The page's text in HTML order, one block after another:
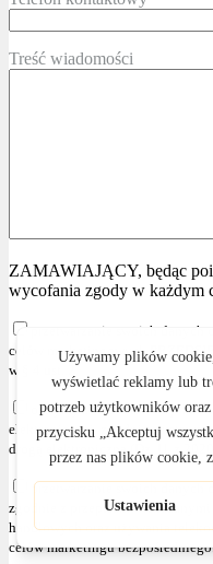
Treść wiadomości
ZAMAWIAJĄCY, będąc
wycofania zgody w każdym
przetwarzanie swoich
celów marketingowych
w § 4 ust. 2
otrzymywanie informacji
elektronicznej, zgodnie z ustawą
drogą elektroniczną (Dz. U. z
przetwarzanie swoich
zgodnie z przepisami wskazanymi
handlowych oraz używania
celów marketingu